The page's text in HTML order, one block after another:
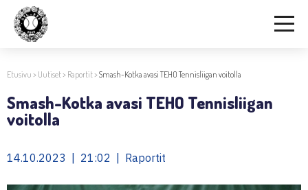
Etusivu > Uutiset> Raportit>Smash-Kotka avasi TEHO Tennisliigan voitolla
Smash-Kotka avasi TEHO Tennisliigan
voitolla
14.10.2023 | 21:02 | Raportit